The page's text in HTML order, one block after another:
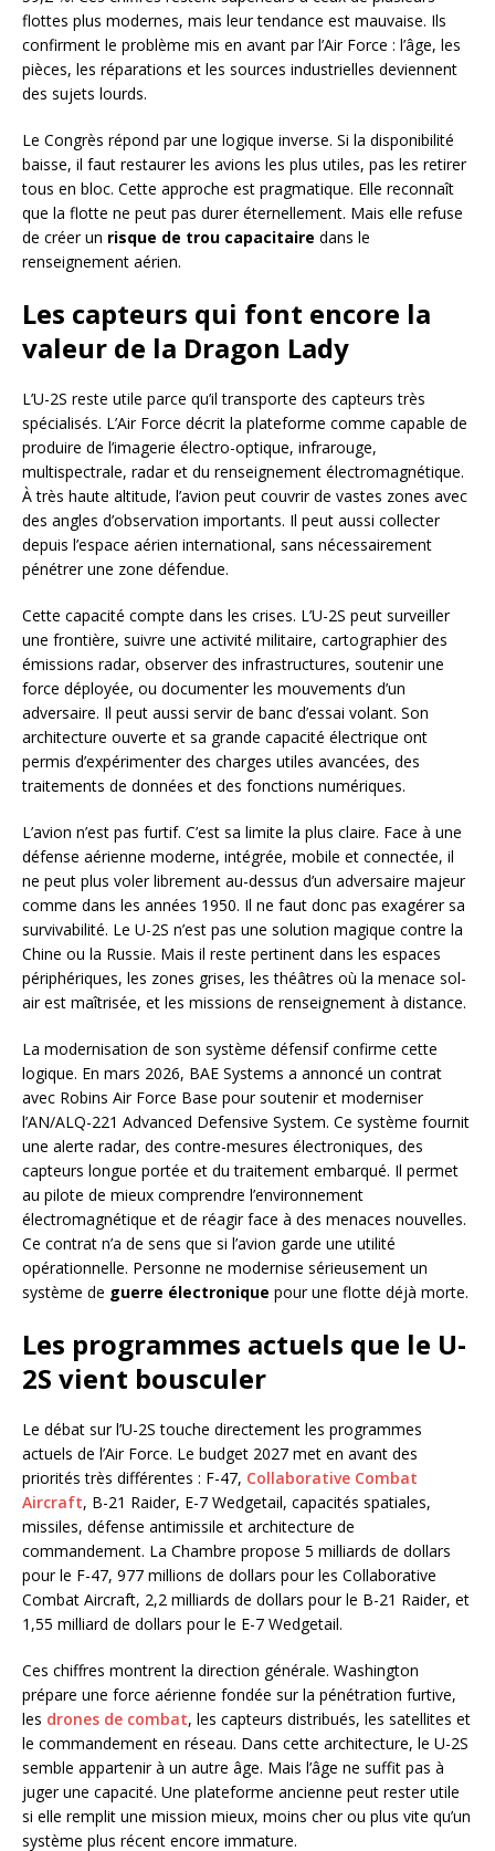
flottes plus modernes, mais leur tendance est mauvaise. Ils
confirment le problème mis en avant par l’Air Force : l’âge, les
pièces, les réparations et les sources industrielles deviennent
des sujets lourds.
Le Congrès répond par une logique inverse. Si la disponibilité
baisse, il faut restaurer les avions les plus utiles, pas les retirer
tous en bloc. Cette approche est pragmatique. Elle reconnaît
que la flotte ne peut pas durer éternellement. Mais elle refuse
de créer un risque de trou capacitaire dans le
renseignement aérien.
Les capteurs qui font encore la
valeur de la Dragon Lady
L’U-2S reste utile parce qu’il transporte des capteurs très
spécialisés. L’Air Force décrit la plateforme comme capable de
produire de l’imagerie électro-optique, infrarouge,
multispectrale, radar et du renseignement électromagnétique.
À très haute altitude, l’avion peut couvrir de vastes zones avec
des angles d’observation importants. Il peut aussi collecter
depuis l’espace aérien international, sans nécessairement
pénétrer une zone défendue.
Cette capacité compte dans les crises. L’U-2S peut surveiller
une frontière, suivre une activité militaire, cartographier des
émissions radar, observer des infrastructures, soutenir une
force déployée, ou documenter les mouvements d’un
adversaire. Il peut aussi servir de banc d’essai volant. Son
architecture ouverte et sa grande capacité électrique ont
permis d’expérimenter des charges utiles avancées, des
traitements de données et des fonctions numériques.
L’avion n’est pas furtif. C’est sa limite la plus claire. Face à une
défense aérienne moderne, intégrée, mobile et connectée, il
ne peut plus voler librement au-dessus d’un adversaire majeur
comme dans les années 1950. Il ne faut donc pas exagérer sa
survivabilité. Le U-2S n’est pas une solution magique contre la
Chine ou la Russie. Mais il reste pertinent dans les espaces
périphériques, les zones grises, les théâtres où la menace sol-
air est maîtrisée, et les missions de renseignement à distance.
La modernisation de son système défensif confirme cette
logique. En mars 2026, BAE Systems a annoncé un contrat
avec Robins Air Force Base pour soutenir et moderniser
l’AN/ALQ-221 Advanced Defensive System. Ce système fournit
une alerte radar, des contre-mesures électroniques, des
capteurs longue portée et du traitement embarqué. Il permet
au pilote de mieux comprendre l’environnement
électromagnétique et de réagir face à des menaces nouvelles.
Ce contrat n’a de sens que si l’avion garde une utilité
opérationnelle. Personne ne modernise sérieusement un
système de guerre électronique pour une flotte déjà morte.
Les programmes actuels que le U-
2S vient bousculer
Le débat sur l’U-2S touche directement les programmes
actuels de l’Air Force. Le budget 2027 met en avant des
priorités très différentes : F-47, Collaborative Combat
Aircraft, B-21 Raider, E-7 Wedgetail, capacités spatiales,
missiles, défense antimissile et architecture de
commandement. La Chambre propose 5 milliards de dollars
pour le F-47, 977 millions de dollars pour les Collaborative
Combat Aircraft, 2,2 milliards de dollars pour le B-21 Raider, et
1,55 milliard de dollars pour le E-7 Wedgetail.
Ces chiffres montrent la direction générale. Washington
prépare une force aérienne fondée sur la pénétration furtive,
les drones de combat, les capteurs distribués, les satellites et
le commandement en réseau. Dans cette architecture, le U-2S
semble appartenir à un autre âge. Mais l’âge ne suffit pas à
juger une capacité. Une plateforme ancienne peut rester utile
si elle remplit une mission mieux, moins cher ou plus vite qu’un
système plus récent encore immature.